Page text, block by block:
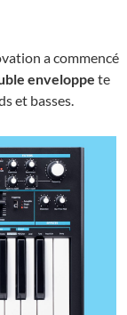
a commencé
enveloppe te
et basses.